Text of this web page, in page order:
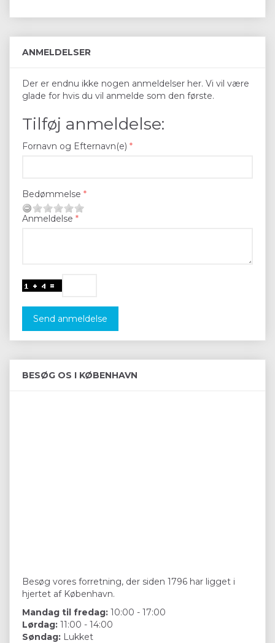
ANMELDELSER
Der er endnu ikke nogen anmeldelser her. Vi vil være
glade for hvis du vil anmelde som den første.
Tilføj anmeldelse:
Fornavn og Efternavn(e)
Bedømmelse
Anmeldelse
Send anmeldelse
BESØG OS I KØBENHAVN
Besøg vores forretning, der siden 1796 har ligget i
hjertet af København.
Mandag til fredag: 10:00 - 17:00
Lørdag: 11:00 - 14:00
Søndag: Lukket